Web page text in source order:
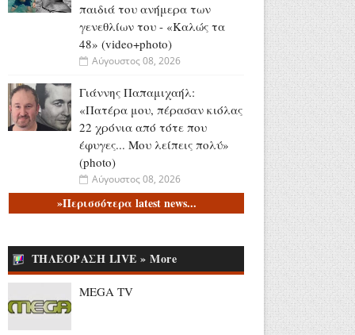
παιδιά του ανήμερα των
γενεθλίων του - «Καλώς τα
48» (video+photo)
Αύγουστος 08, 2026
Γιάννης Παπαμιχαήλ:
«Πατέρα μου, πέρασαν κιόλας
22 χρόνια από τότε που
έφυγες... Μου λείπεις πολύ»
(photo)
Αύγουστος 08, 2026
Παγκόσμιο Στίβου Κ20:
για τη Δανάη Μπακογιάννη
(video+photo)
»Περισσότερα latest news...
ΤΗΛΕΟΡΑΣΗ LIVE » More
MEGA TV